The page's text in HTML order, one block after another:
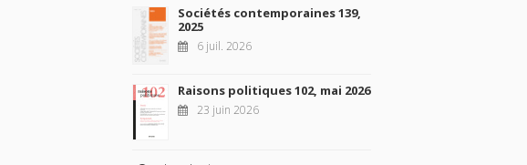
Sociétés contemporaines 139,
2025
6 juil. 2026
Raisons politiques 102, mai 2026
23 juin 2026